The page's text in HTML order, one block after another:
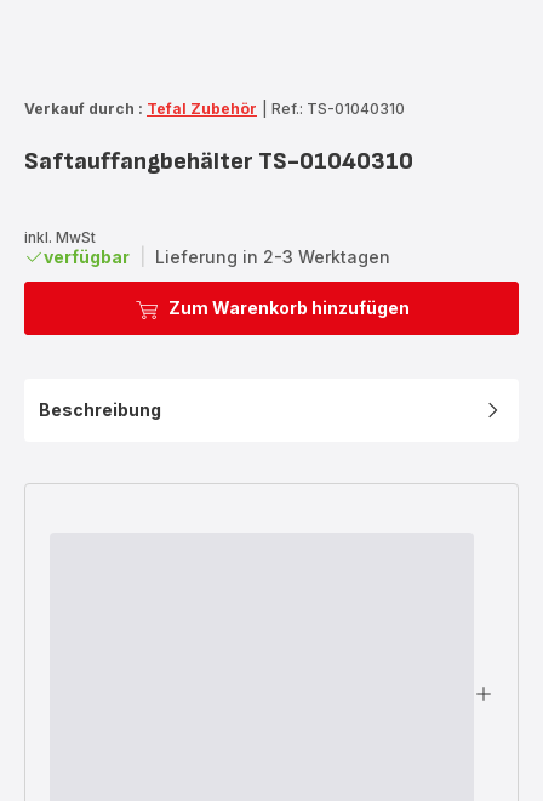
Verkauf durch : Tefal Zubehör Ref.: TS-01040310
Saftauffangbehälter TS-01040310
inkl. MwSt
verfügbar Lieferung in 2-3 Werktagen
Zum Warenkorb hinzufügen
Beschreibung